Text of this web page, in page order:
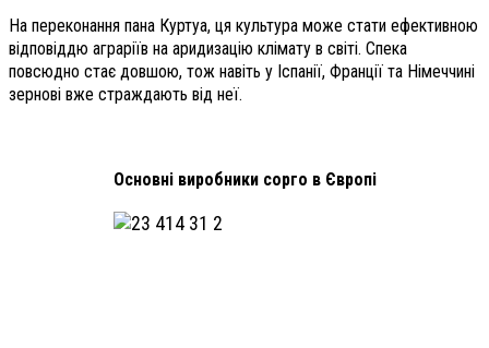
На переконання пана Куртуа, ця культура може стати ефективною
відповіддю аграріїв на аридизацію клімату в світі. Спека
повсюдно стає довшою, тож навіть у Іспанії, Франції та Німеччині
зернові вже страждають від неї.
Основні виробники сорго в Європі